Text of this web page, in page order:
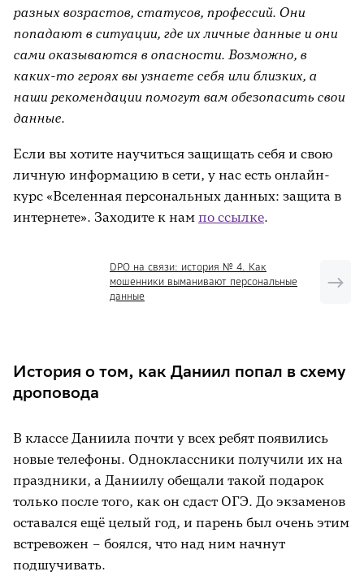
Что нужно запомнить
Какие последствия могут быть в
подобной ситуации
Предыдущие истории
разных возрастов, статусов, профессий. Они
попадают в ситуации, где их личные данные и они
сами оказываются в опасности. Возможно, в
каких-то героях вы узнаете себя или близких, а
наши рекомендации помогут вам обезопасить свои
данные.
Если вы хотите научиться защищать себя и свою
личную информацию в сети, у нас есть онлайн-
курс «Вселенная персональных данных: защита в
интернете». Заходите к нам по ссылке.
DPO на связи: история № 4. Как
мошенники выманивают персональные
данные
История о том, как Даниил попал в схему
дроповода
В классе Даниила почти у всех ребят появились
новые телефоны. Одноклассники получили их на
праздники, а Даниилу обещали такой подарок
только после того, как он сдаст ОГЭ. До экзаменов
оставался ещё целый год, и парень был очень этим
встревожен – боялся, что над ним начнут
подшучивать.